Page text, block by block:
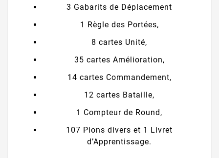
3 Gabarits de Déplacement
1 Règle des Portées,
8 cartes Unité,
35 cartes Amélioration,
14 cartes Commandement,
12 cartes Bataille,
1 Compteur de Round,
107 Pions divers et 1 Livret
d’Apprentissage.